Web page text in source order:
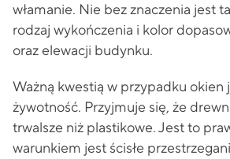
włamanie. Nie bez znaczenia jest
rodzaj wykończenia i kolor
oraz elewacji budynku.
Ważną kwestią w przypadku okien
żywotność. Przyjmuje się, że
trwalsze niż plastikowe. Jest to
warunkiem jest ścisłe